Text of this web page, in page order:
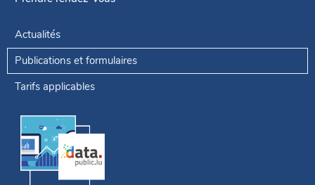
Actualités
Publications et formulaires
Tarifs applicables